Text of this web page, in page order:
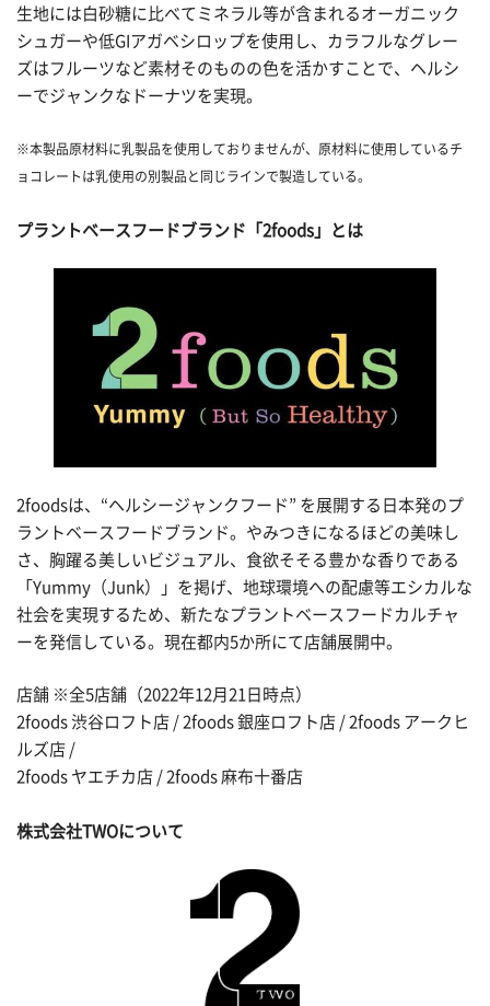
生地には白砂糖に比べてミネラル等が含まれるオーガニック
シュガーや低GIアガベシロップを使用し、カラフルなグレー
ズはフルーツなど素材そのものの色を活かすことで、ヘルシ
ーでジャンクなドーナツを実現。
※本製品原材料に乳製品を使用しておりませんが、原材料に使用しているチ
ョコレートは乳使用の別製品と同じラインで製造している。
プラントベースフードブランド「2foods」とは
2foodsは、“ヘルシージャンクフード” を展開する日本発のプ
ラントベースフードブランド。やみつきになるほどの美味し
さ、胸躍る美しいビジュアル、食欲そそる豊かな香りである
「Yummy（Junk）」を掲げ、地球環境への配慮等エシカルな
社会を実現するため、新たなプラントベースフードカルチャ
ーを発信している。現在都内5か所にて店舗展開中。
店舗 ※全5店舗（2022年12月21日時点）
2foods 渋谷ロフト店 / 2foods 銀座ロフト店 / 2foods アークヒ
ルズ店 /
2foods ヤエチカ店 / 2foods 麻布十番店
株式会社TWOについて